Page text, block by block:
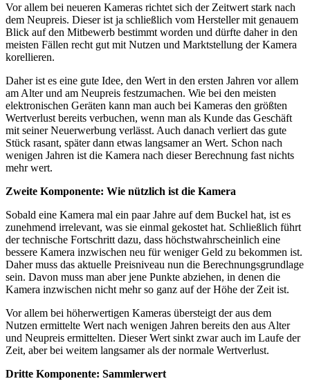
Vor allem bei neueren Kameras richtet sich der Zeitwert stark nach
dem Neupreis. Dieser ist ja schließlich vom Hersteller mit genauem
Blick auf den Mitbewerb bestimmt worden und dürfte daher in den
meisten Fällen recht gut mit Nutzen und Marktstellung der Kamera
korellieren.
Daher ist es eine gute Idee, den Wert in den ersten Jahren vor allem
am Alter und am Neupreis festzumachen. Wie bei den meisten
elektronischen Geräten kann man auch bei Kameras den größten
Wertverlust bereits verbuchen, wenn man als Kunde das Geschäft
mit seiner Neuerwerbung verlässt. Auch danach verliert das gute
Stück rasant, später dann etwas langsamer an Wert. Schon nach
wenigen Jahren ist die Kamera nach dieser Berechnung fast nichts
mehr wert.
Zweite Komponente: Wie nützlich ist die Kamera
Sobald eine Kamera mal ein paar Jahre auf dem Buckel hat, ist es
zunehmend irrelevant, was sie einmal gekostet hat. Schließlich führt
der technische Fortschritt dazu, dass höchstwahrscheinlich eine
bessere Kamera inzwischen neu für weniger Geld zu bekommen ist.
Daher muss das aktuelle Preisniveau nun die Berechnungsgrundlage
sein. Davon muss man aber jene Punkte abziehen, in denen die
Kamera inzwischen nicht mehr so ganz auf der Höhe der Zeit ist.
Vor allem bei höherwertigen Kameras übersteigt der aus dem
Nutzen ermittelte Wert nach wenigen Jahren bereits den aus Alter
und Neupreis ermittelten. Dieser Wert sinkt zwar auch im Laufe der
Zeit, aber bei weitem langsamer als der normale Wertverlust.
Dritte Komponente: Sammlerwert